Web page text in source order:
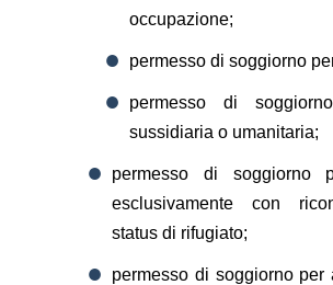
occupazione;
permesso di soggiorno
permesso di
sussidiaria o umanitaria;
permesso di soggiorno
esclusivamente con
status di rifugiato;
permesso di soggiorno per